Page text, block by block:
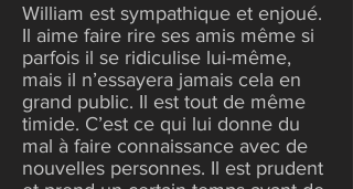
William est sympathique et enjoué.
Il aime faire rire ses amis même si
parfois il se ridiculise lui-même,
mais il n’essayera jamais cela en
grand public. Il est tout de même
timide. C’est ce qui lui donne du
mal à faire connaissance avec de
nouvelles personnes. Il est prudent